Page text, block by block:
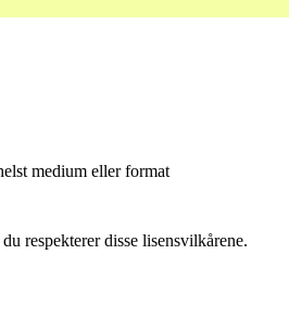
medium eller format
respekterer disse lisensvilkårene.